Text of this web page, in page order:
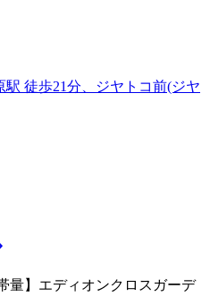
徒歩21分、ジヤトコ前(ジヤ
量】エディオンクロスガーデ